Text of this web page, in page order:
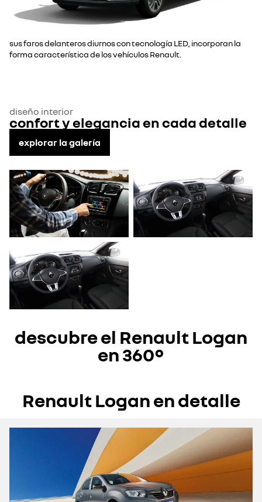
sus faros delanteros diurnos con tecnología LED, incorporan la
forma característica de los vehículos Renault.​
diseño interior
confort y elegancia en cada detalle
explorar la galería
descubre el Renault Logan
en 360°
Renault Logan en detalle